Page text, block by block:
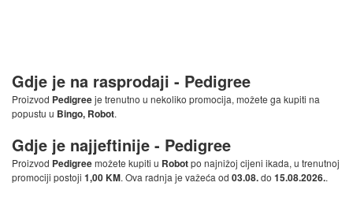
Gdje je na rasprodaji - Pedigree
Proizvod Pedigreeje trenutno u nekoliko promocija, možete ga kupiti na
popustu u Bingo, Robot.
Gdje je najjeftinije - Pedigree
Proizvod Pedigreemožete kupiti u Robotpo najnižoj cijeni ikada, u trenutnoj
promociji postoji 1,00 KM. Ova radnja je važeća od 03.08.do 15.08.2026..